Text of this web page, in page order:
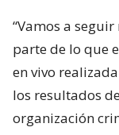
“Vamos a
parte de lo que
en vivo
los resultados
organización